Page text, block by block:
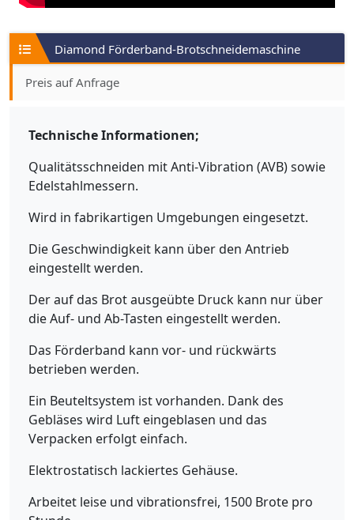
Diamond Förderband-Brotschneidemaschine
Preis auf Anfrage
Technische Informationen;
Qualitätsschneiden mit Anti-Vibration (AVB) sowie
Edelstahlmessern.
Wird in fabrikartigen Umgebungen eingesetzt.
Die Geschwindigkeit kann über den Antrieb
eingestellt werden.
Der auf das Brot ausgeübte Druck kann nur über
die Auf- und Ab-Tasten eingestellt werden.
Das Förderband kann vor- und rückwärts
betrieben werden.
Ein Beuteltsystem ist vorhanden. Dank des
Gebläses wird Luft eingeblasen und das
Verpacken erfolgt einfach.
Elektrostatisch lackiertes Gehäuse.
Arbeitet leise und vibrationsfrei, 1500 Brote pro